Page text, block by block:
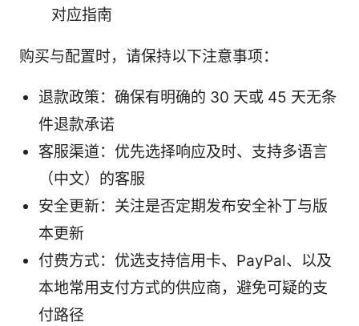
对应指南
购买与配置时，请保持以下注意事项：
退款政策：确保有明确的 30 天或 45 天无条
件退款承诺
客服渠道：优先选择响应及时、支持多语言
（中文）的客服
安全更新：关注是否定期发布安全补丁与版
本更新
付费方式：优选支持信用卡、PayPal、以及
本地常用支付方式的供应商，避免可疑的支
付路径